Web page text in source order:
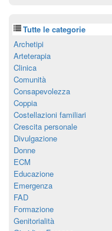
Tutte le categorie
Archetipi
Arteterapia
Clinica
Comunità
Consapevolezza
Coppia
Costellazioni familiari
Crescita personale
Divulgazione
Donne
ECM
Educazione
Emergenza
FAD
Formazione
Genitorialità